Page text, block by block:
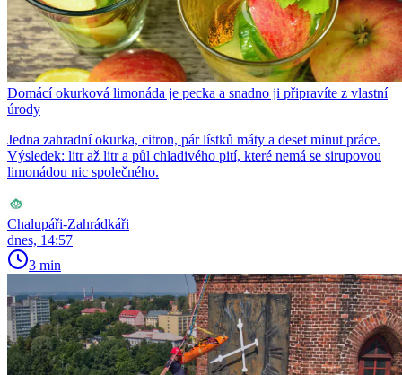
Domácí okurková limonáda je pecka a snadno ji připravíte z vlastní
úrody
Jedna zahradní okurka, citron, pár lístků máty a deset minut práce.
Výsledek: litr až litr a půl chladivého pití, které nemá se sirupovou
limonádou nic společného.
Chalupáři-Zahrádkáři
dnes, 14:57
3 min